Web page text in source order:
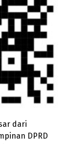
dari
DPRD